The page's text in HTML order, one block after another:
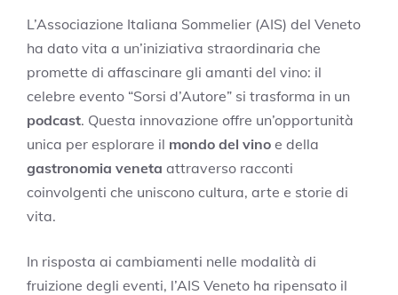
L’Associazione Italiana Sommelier (AIS) del Veneto
ha dato vita a un’iniziativa straordinaria che
promette di affascinare gli amanti del vino: il
celebre evento “Sorsi d’Autore” si trasforma in un
podcast. Questa innovazione offre un’opportunità
unica per esplorare il mondo del vino e della
gastronomia veneta attraverso racconti
coinvolgenti che uniscono cultura, arte e storie di
vita.
In risposta ai cambiamenti nelle modalità di
fruizione degli eventi, l’AIS Veneto ha ripensato il